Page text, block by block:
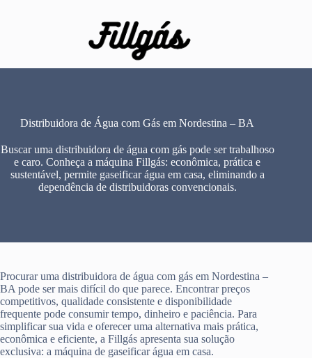
Distribuidora de Água com Gás em Nordestina – BA
Buscar uma distribuidora de água com gás pode ser trabalhoso
e caro. Conheça a máquina Fillgás: econômica, prática e
sustentável, permite gaseificar água em casa, eliminando a
dependência de distribuidoras convencionais.
Procurar uma distribuidora de água com gás em Nordestina –
BA pode ser mais difícil do que parece. Encontrar preços
competitivos, qualidade consistente e disponibilidade
frequente pode consumir tempo, dinheiro e paciência. Para
simplificar sua vida e oferecer uma alternativa mais prática,
econômica e eficiente, a Fillgás apresenta sua solução
exclusiva: a máquina de gaseificar água em casa.